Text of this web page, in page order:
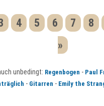
4 5 6 7 8
»
unbedingt: Regenbogen - Paul
- Gitarren - Emily the